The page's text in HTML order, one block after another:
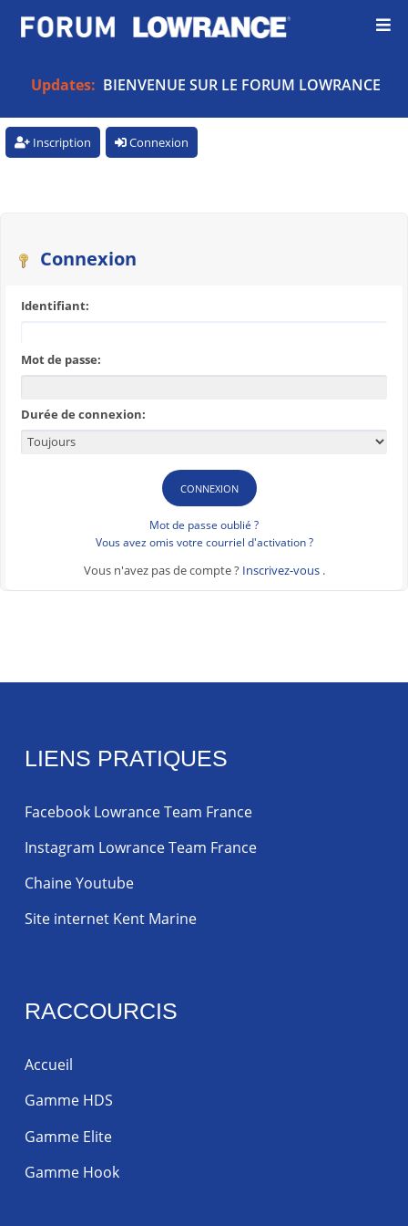
Updates: BIENVENUE SUR LE FORUM LOWRANCE
Inscription Connexion
Connexion
Identifiant:
Mot de passe:
Durée de connexion:
Mot de passe oublié ?
Vous avez omis votre courriel d'activation ?
Vous n'avez pas de compte ? Inscrivez-vous .
LIENS PRATIQUES
Facebook Lowrance Team France
Instagram Lowrance Team France
Chaine Youtube
Site internet Kent Marine
RACCOURCIS
Accueil
Gamme HDS
Gamme Elite
Gamme Hook